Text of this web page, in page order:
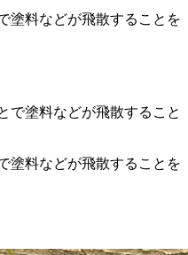
塗料などが飛散することを
塗料などが飛散することを